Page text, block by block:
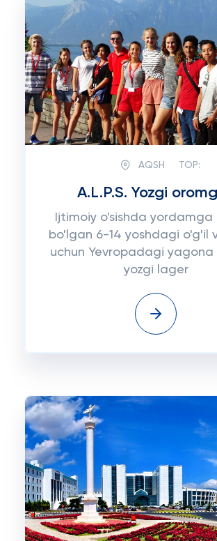
AQSH TOP:
A.L.P.S. Yozgi
Ijtimoiy o'sishda yordamga
bo'lgan 6-14 yoshdagi o'g'il
uchun Yevropadagi
yozgi lager